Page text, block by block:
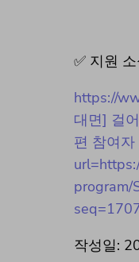
✅ 지원
https://
대면] 걸
편 참여
program/
작성일: